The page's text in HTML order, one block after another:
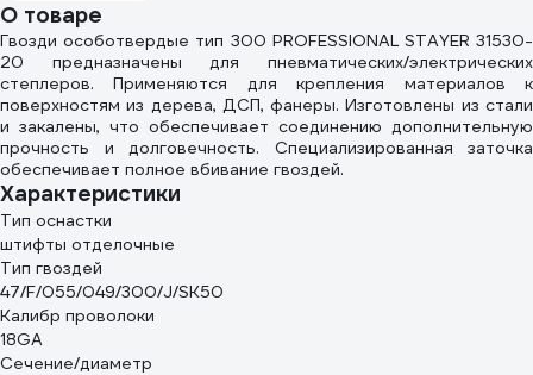
О товаре
Гвозди особотвердые тип 300 PROFESSIONAL STAYER 31530-
20 предназначены для пневматических/электрических
степлеров. Применяются для крепления материалов к
поверхностям из дерева, ДСП, фанеры. Изготовлены из стали
и закалены, что обеспечивает соединению дополнительную
прочность и долговечность. Специализированная заточка
обеспечивает полное вбивание гвоздей.
Характеристики
Тип оснастки
штифты отделочные
Тип гвоздей
47/F/055/049/300/J/SK50
Калибр проволоки
18GA
Сечение/диаметр